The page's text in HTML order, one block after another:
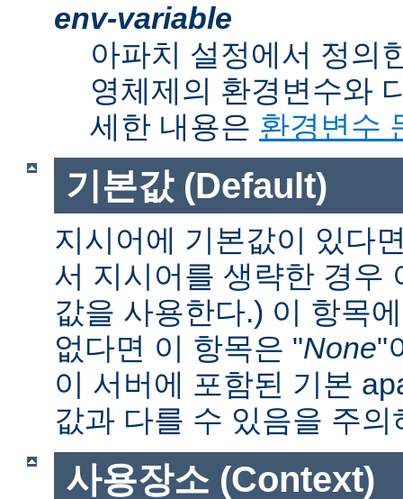
env-variable
아파치 설정에서 정의
영체제의 환경변수와
세한 내용은 환경변수
기본값 (Default)
지시어에 기본값이 있다
서 지시어를 생략한 경우
값을 사용한다.) 이 항목
없다면 이 항목은 "None"
이 서버에 포함된 기본
값과 다를 수 있음을 주의
사용장소 (Context)